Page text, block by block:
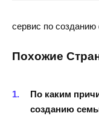
сервис по
Похожие
По каким
созданию